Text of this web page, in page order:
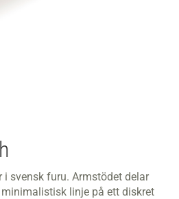
i svensk furu. Armstödet delar
linje på ett diskret